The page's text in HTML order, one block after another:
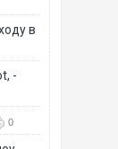
в
-
0